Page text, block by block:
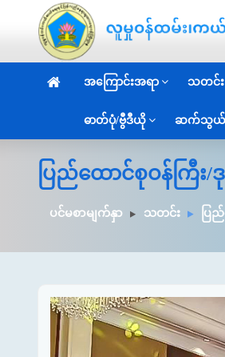
အကြောင်းအရာ သတင်း
ဓာတ်ပုံ/ဗွီဒီယို ဆက်သွယ်
ပြည်ထောင်စုဝန်ကြီး
ပင်မစာမျက်နှာ သတင်း ပြ